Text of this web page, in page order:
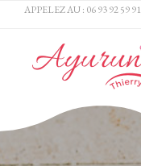
APPELEZ AU : 06 93 92 59 91